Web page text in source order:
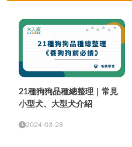
21種狗狗品種總整理｜常見
小型犬、大型犬介紹
2024-03-28